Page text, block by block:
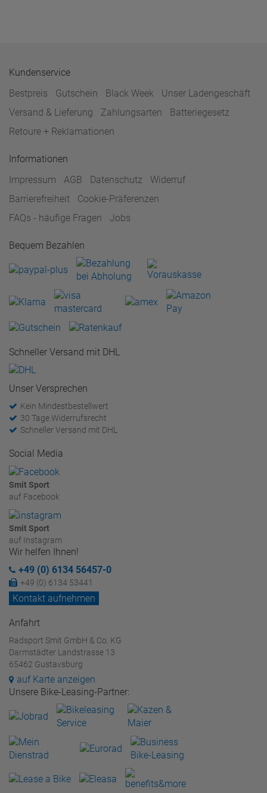
Kundenservice
Bestpreis
Gutschein Black Week
Unser Ladengeschäft
Versand & Lieferung
Zahlungsarten
Batteriegesetz
Retoure + Reklamationen
Informationen
Impressum
AGB Datenschutz
Widerruf
Barrierefreiheit
Cookie-Präferenzen
FAQs - häufige Fragen
Jobs
Bequem Bezahlen
Schneller Versand mit DHL
Unser Versprechen
Kein Mindestbestellwert
30 Tage Widerrufsrecht
Schneller Versand mit DHL
Social Media
Smit Sport
auf Facebook
Smit Sport
auf Instagram
Wir helfen Ihnen!
+49 (0) 6134 56457-0
+49 (0) 6134 53441
Kontakt aufnehmen
Anfahrt
Radsport Smit GmbH & Co. KG
Darmstädter Landstrasse 13
65462 Gustavsburg
auf Karte anzeigen
Unsere Bike-Leasing-Partner: